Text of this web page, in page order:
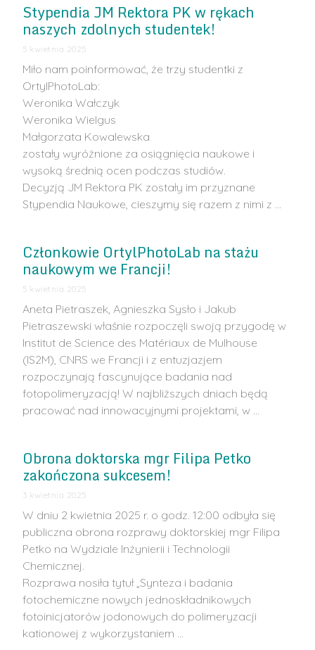
Stypendia JM Rektora PK w rękach
naszych zdolnych studentek!
5 kwietnia 2025
Miło nam poinformować, że trzy studentki z
OrtylPhotoLab:
Weronika Wałczyk
Weronika Wielgus
Małgorzata Kowalewska
zostały wyróżnione za osiągnięcia naukowe i
wysoką średnią ocen podczas studiów.
Decyzją JM Rektora PK zostały im przyznane
Stypendia Naukowe, cieszymy się razem z nimi z …
Członkowie OrtylPhotoLab na stażu
naukowym we Francji!
5 kwietnia 2025
Aneta Pietraszek, Agnieszka Sysło i Jakub
Pietraszewski właśnie rozpoczęli swoją przygodę w
Institut de Science des Matériaux de Mulhouse
(IS2M), CNRS we Francji i z entuzjazjem
rozpoczynają fascynujące badania nad
fotopolimeryzacją! W najbliższych dniach będą
pracować nad innowacyjnymi projektami, w …
Obrona doktorska mgr Filipa Petko
zakończona sukcesem!
3 kwietnia 2025
W dniu 2 kwietnia 2025 r. o godz. 12:00 odbyła się
publiczna obrona rozprawy doktorskiej mgr Filipa
Petko na Wydziale Inżynierii i Technologii
Chemicznej.
Rozprawa nosiła tytuł „Synteza i badania
fotochemiczne nowych jednoskładnikowych
fotoinicjatorów jodonowych do polimeryzacji
kationowej z wykorzystaniem …